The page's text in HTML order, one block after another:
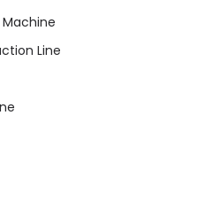
Line